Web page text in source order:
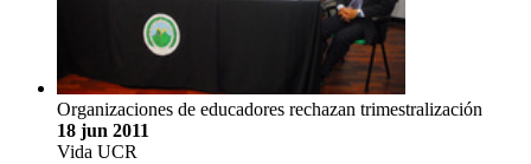
Organizaciones de educadores rechazan trimestralización
18 jun 2011
Vida UCR